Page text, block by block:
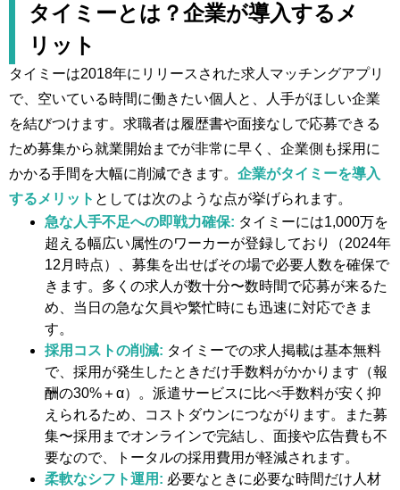
タイミーとは？企業が導入するメ
リット
タイミーは2018年にリリースされた求人マッチングアプリ
で、空いている時間に働きたい個人と、人手がほしい企業
を結びつけます。求職者は履歴書や面接なしで応募できる
ため募集から就業開始までが非常に早く、企業側も採用に
かかる手間を大幅に削減できます。 企業がタイミーを導入
するメリット としては次のような点が挙げられます。
急な人手不足への即戦力確保: タイミーには1,000万を
超える幅広い属性のワーカーが登録しており（2024年
12月時点）、募集を出せばその場で必要人数を確保で
きます。多くの求人が数十分〜数時間で応募が来るた
め、当日の急な欠員や繁忙時にも迅速に対応できま
す。
採用コストの削減: タイミーでの求人掲載は基本無料
で、採用が発生したときだけ手数料がかかります（報
酬の30%＋α）。派遣サービスに比べ手数料が安く抑
えられるため、コストダウンにつながります​。また募
集〜採用までオンラインで完結し、面接や広告費も不
要なので、トータルの採用費用が軽減されます。
柔軟なシフト運用: 必要なときに必要な時間だけ人材